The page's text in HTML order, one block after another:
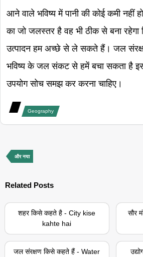
आने वाले भविष्य में पानी की कोई कमी नहीं
का जो जलस्तर है वह भी ठीक से बना
उत्पादन हम अच्छे से ले सकते हैं। जल
भविष्य के जल संकट से हमें बचा सकता है
उपयोग सोच समझ कर करना चाहिए।
Geography
और नया
Related Posts
शहर किसे कहते है - City kise
kahte hai
सौर
जल संरक्षण किसे कहते हैं - Water